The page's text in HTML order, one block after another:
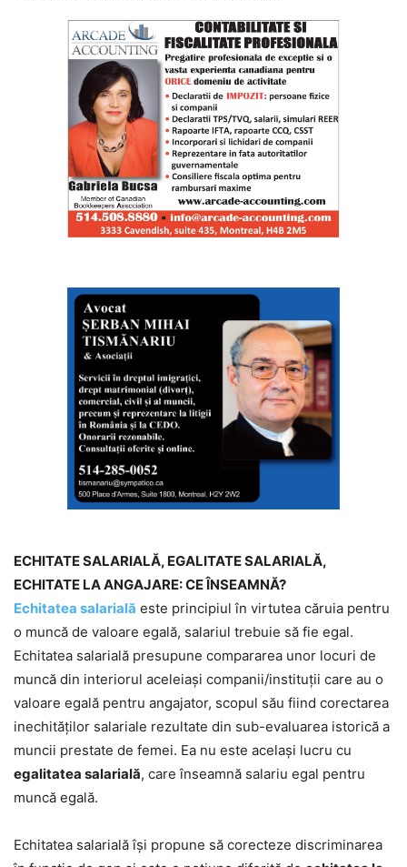
ECHITATE SALARIALĂ, EGALITATE SALARIALĂ,
ECHITATE LA ANGAJARE: CE ÎNSEAMNĂ?
Echitatea salarială este principiul în virtutea căruia pentru
o muncă de valoare egală, salariul trebuie să fie egal.
Echitatea salarială presupune compararea unor locuri de
muncă din interiorul aceleiași companii/instituții care au o
valoare egală pentru angajator, scopul său fiind corectarea
inechităților salariale rezultate din sub-evaluarea istorică a
muncii prestate de femei. Ea nu este același lucru cu
egalitatea salarială, care înseamnă salariu egal pentru
muncă egală.
Echitatea salarială își propune să corecteze discriminarea